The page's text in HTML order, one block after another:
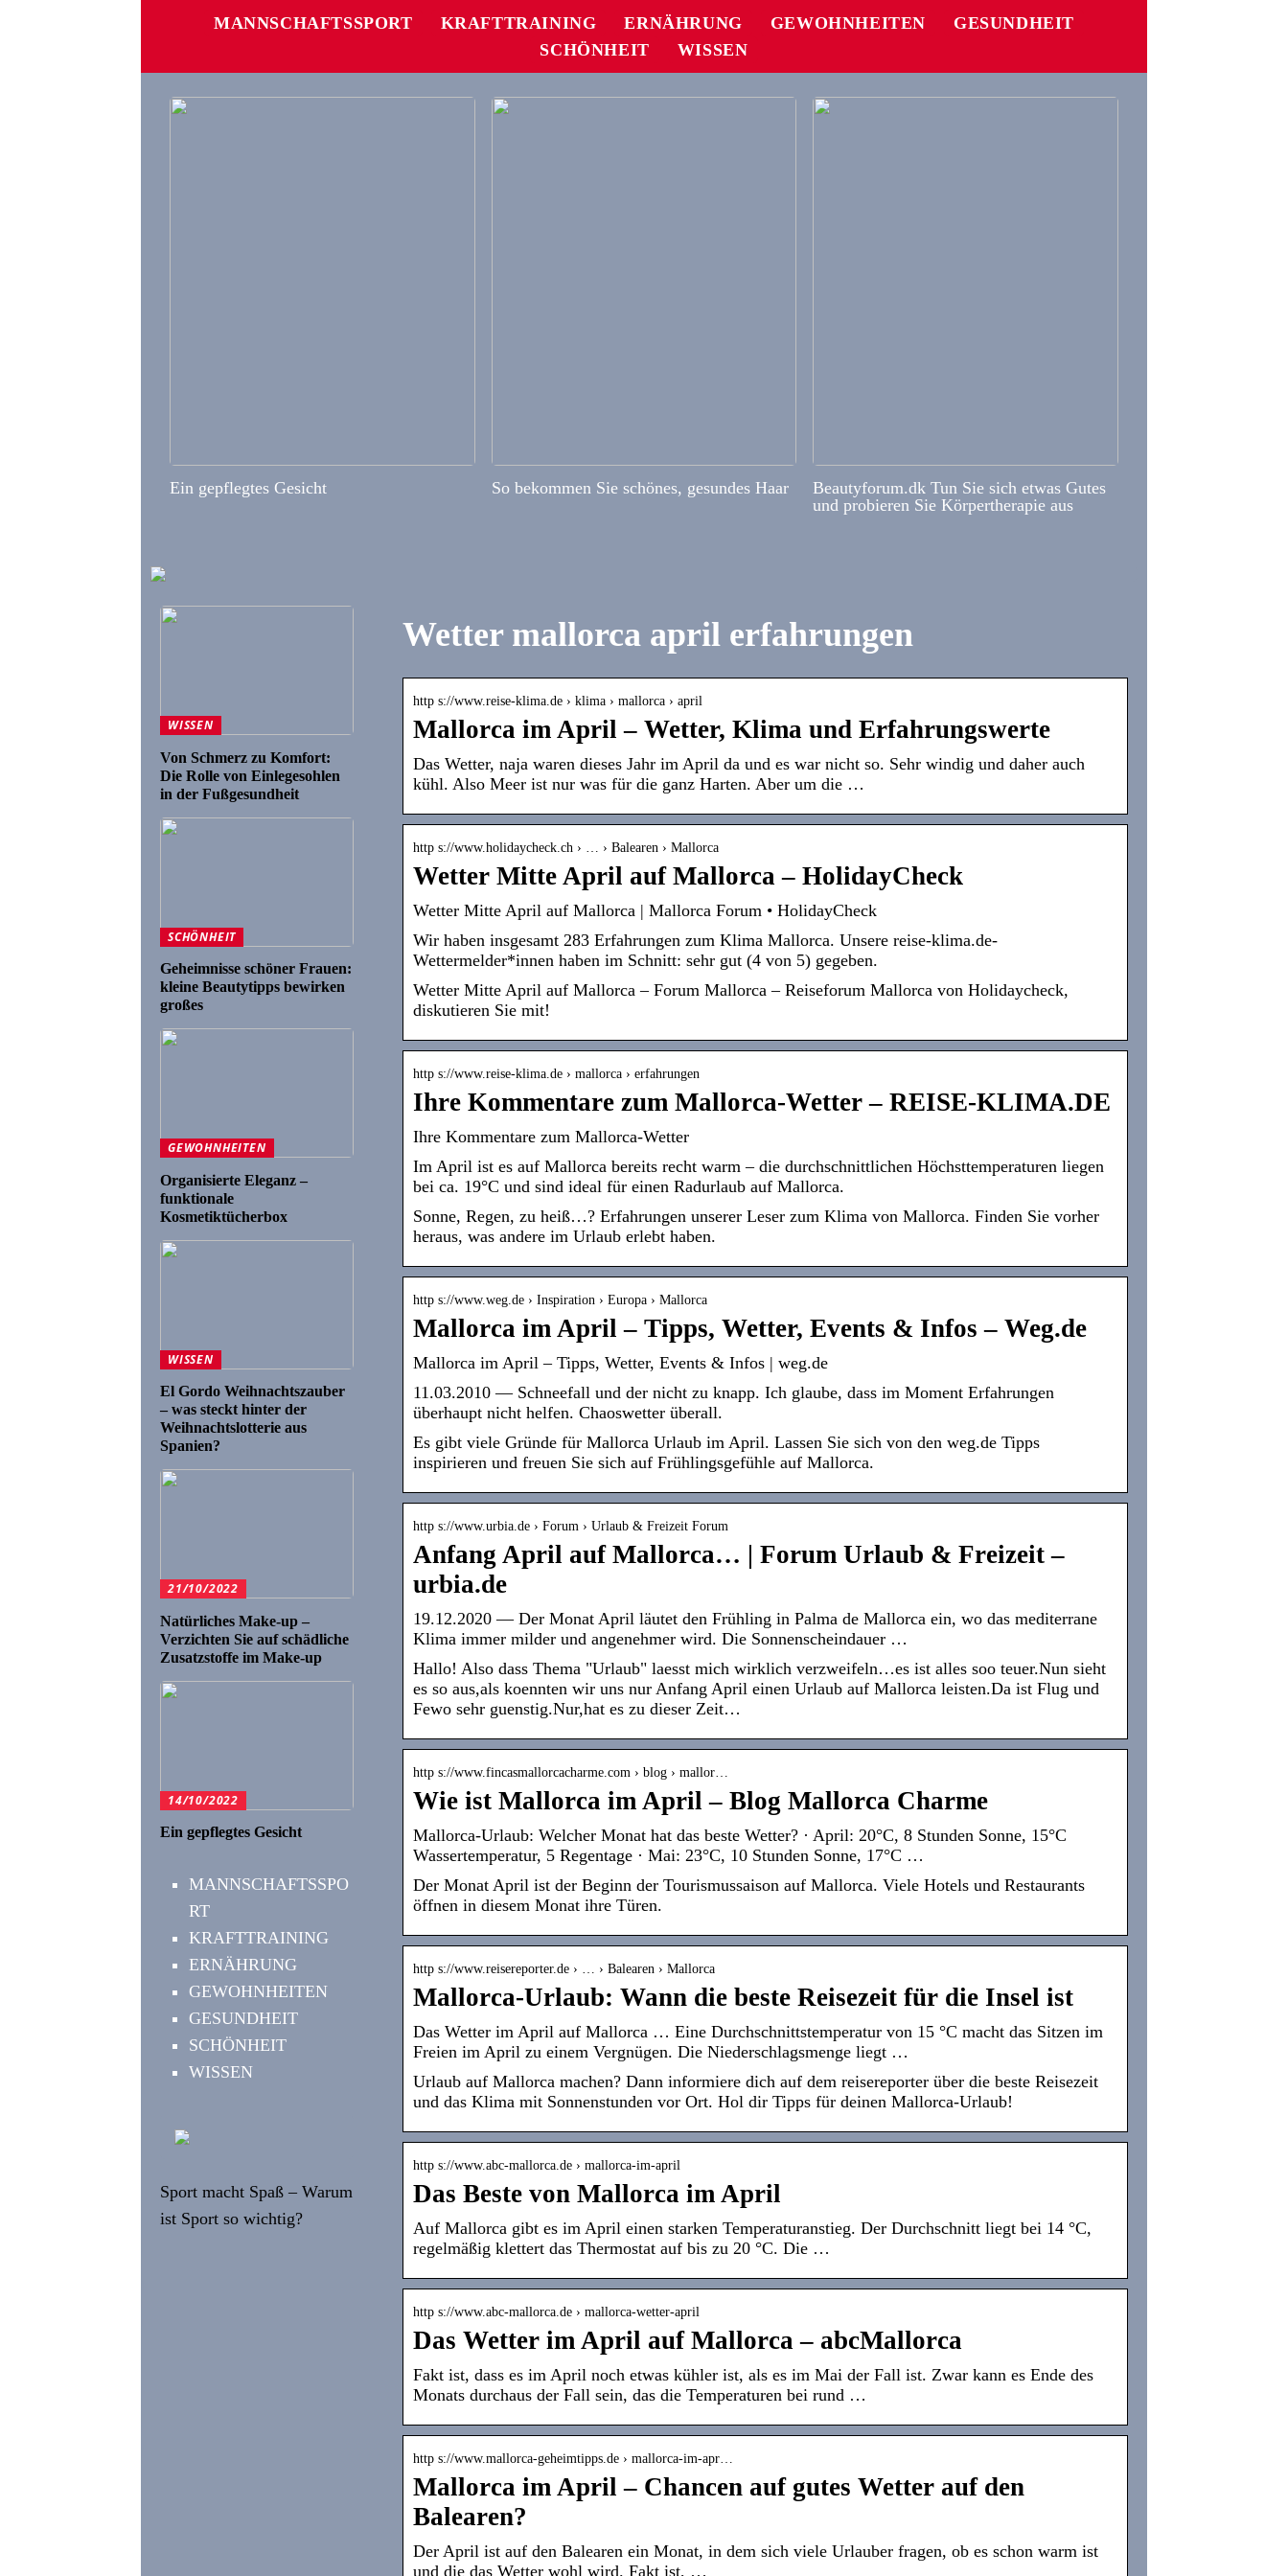
MANNSCHAFTSSPORT KRAFTTRAINING ERNÄHRUNG GEWOHNHEITEN
GESUNDHEIT
SCHÖNHEIT
WISSEN
Ein gepflegtes Gesicht So bekommen Sie schönes, gesundes Haar
Beautyforum.dk Tun Sie sich etwas Gutes
und probieren Sie Körpertherapie aus
Wetter mallorca april erfahrungen
http s://www.reise-klima.de › klima › mallorca › april
Mallorca im April – Wetter, Klima und Erfahrungswerte
Das Wetter, naja waren dieses Jahr im April da und es war nicht so. Sehr windig und daher auch
kühl. Also Meer ist nur was für die ganz Harten. Aber um die …
http s://www.holidaycheck.ch › … › Balearen › Mallorca
Wetter Mitte April auf Mallorca – HolidayCheck
Wetter Mitte April auf Mallorca | Mallorca Forum • HolidayCheck
Wir haben insgesamt 283 Erfahrungen zum Klima Mallorca. Unsere reise-klima.de-
Wettermelder*innen haben im Schnitt: sehr gut (4 von 5) gegeben.
Wetter Mitte April auf Mallorca – Forum Mallorca – Reiseforum Mallorca von Holidaycheck,
diskutieren Sie mit!
http s://www.reise-klima.de › mallorca › erfahrungen
Ihre Kommentare zum Mallorca-Wetter – REISE-KLIMA.DE
Ihre Kommentare zum Mallorca-Wetter
Im April ist es auf Mallorca bereits recht warm – die durchschnittlichen Höchsttemperaturen liegen
bei ca. 19°C und sind ideal für einen Radurlaub auf Mallorca.
Sonne, Regen, zu heiß…? Erfahrungen unserer Leser zum Klima von Mallorca. Finden Sie vorher
heraus, was andere im Urlaub erlebt haben.
http s://www.weg.de › Inspiration › Europa › Mallorca
Mallorca im April – Tipps, Wetter, Events & Infos – Weg.de
Mallorca im April – Tipps, Wetter, Events & Infos | weg.de
11.03.2010 — Schneefall und der nicht zu knapp. Ich glaube, dass im Moment Erfahrungen
überhaupt nicht helfen. Chaoswetter überall.
Es gibt viele Gründe für Mallorca Urlaub im April. Lassen Sie sich von den weg.de Tipps
inspirieren und freuen Sie sich auf Frühlingsgefühle auf Mallorca.
http s://www.urbia.de › Forum › Urlaub & Freizeit Forum
Anfang April auf Mallorca… | Forum Urlaub & Freizeit –
urbia.de
19.12.2020 — Der Monat April läutet den Frühling in Palma de Mallorca ein, wo das mediterrane
Klima immer milder und angenehmer wird. Die Sonnenscheindauer …
Hallo! Also dass Thema "Urlaub" laesst mich wirklich verzweifeln…es ist alles soo teuer.Nun sieht
es so aus,als koennten wir uns nur Anfang April einen Urlaub auf Mallorca leisten.Da ist Flug und
Fewo sehr guenstig.Nur,hat es zu dieser Zeit…
http s://www.fincasmallorcacharme.com › blog › mallor…
Wie ist Mallorca im April – Blog Mallorca Charme
Mallorca-Urlaub: Welcher Monat hat das beste Wetter? · April: 20°C, 8 Stunden Sonne, 15°C
Wassertemperatur, 5 Regentage · Mai: 23°C, 10 Stunden Sonne, 17°C …
Der Monat April ist der Beginn der Tourismussaison auf Mallorca. Viele Hotels und Restaurants
öffnen in diesem Monat ihre Türen.
http s://www.reisereporter.de › … › Balearen › Mallorca
Mallorca-Urlaub: Wann die beste Reisezeit für die Insel ist
Das Wetter im April auf Mallorca … Eine Durchschnittstemperatur von 15 °C macht das Sitzen im
Freien im April zu einem Vergnügen. Die Niederschlagsmenge liegt …
Urlaub auf Mallorca machen? Dann informiere dich auf dem reisereporter über die beste Reisezeit
und das Klima mit Sonnenstunden vor Ort. Hol dir Tipps für deinen Mallorca-Urlaub!
http s://www.abc-mallorca.de › mallorca-im-april
Das Beste von Mallorca im April
Auf Mallorca gibt es im April einen starken Temperaturanstieg. Der Durchschnitt liegt bei 14 °C,
regelmäßig klettert das Thermostat auf bis zu 20 °C. Die …
http s://www.abc-mallorca.de › mallorca-wetter-april
Das Wetter im April auf Mallorca – abcMallorca
Fakt ist, dass es im April noch etwas kühler ist, als es im Mai der Fall ist. Zwar kann es Ende des
Monats durchaus der Fall sein, das die Temperaturen bei rund …
http s://www.mallorca-geheimtipps.de › mallorca-im-apr…
Mallorca im April – Chancen auf gutes Wetter auf den
Balearen?
Der April ist auf den Balearen ein Monat, in dem sich viele Urlauber fragen, ob es schon warm ist
und die das Wetter wohl wird. Fakt ist, …
WISSEN
Von Schmerz zu Komfort:
Die Rolle von Einlegesohlen
in der Fußgesundheit
SCHÖNHEIT
Geheimnisse schöner Frauen:
kleine Beautytipps bewirken
großes
GEWOHNHEITEN
Organisierte Eleganz –
funktionale
Kosmetiktücherbox
WISSEN
El Gordo Weihnachtszauber
– was steckt hinter der
Weihnachtslotterie aus
Spanien?
21/10/2022
Natürliches Make-up –
Verzichten Sie auf schädliche
Zusatzstoffe im Make-up
14/10/2022
Ein gepflegtes Gesicht
MANNSCHAFTSSPO
RT
KRAFTTRAINING
ERNÄHRUNG
GEWOHNHEITEN
GESUNDHEIT
SCHÖNHEIT
WISSEN
Sport macht Spaß – Warum
ist Sport so wichtig?